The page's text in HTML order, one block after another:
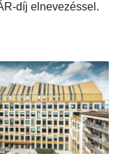
díj elnevezéssel.